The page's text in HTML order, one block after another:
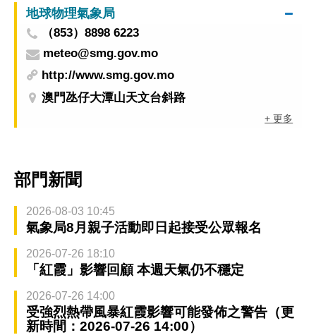
地球物理氣象局
（853）8898 6223
meteo@smg.gov.mo
http://www.smg.gov.mo
澳門氹仔大潭山天文台斜路
+ 更多
部門新聞
2026-08-03 10:45
氣象局8月親子活動即日起接受公眾報名
2026-07-26 18:10
「紅霞」影響回顧 本週天氣仍不穩定
2026-07-26 14:00
受強烈熱帶風暴紅霞影響可能發佈之警告（更
新時間：2026-07-26 14:00）